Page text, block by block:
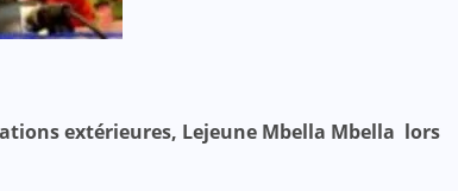
extérieures, Lejeune Mbella Mbella lors